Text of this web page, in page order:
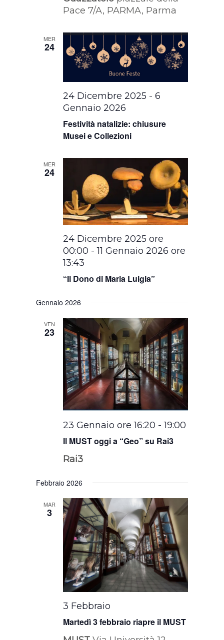
Pace 7/A, PARMA, Parma
MER
24
Festività natalizie: chiusure
Musei e Collezioni
24 Dicembre 2025 -6
Gennaio 2026
MER
24
“Il Dono di Maria Luigia”
24 Dicembre 2025 ore
00:00 -11 Gennaio 2026 ore
13:43
Gennaio 2026
VEN
23
Il MUST oggi a “Geo” su Rai3
23 Gennaio ore 16:20 -19:00
Rai3
Febbraio 2026
MAR
3
Martedì 3 febbraio riapre il MUST
3 Febbraio